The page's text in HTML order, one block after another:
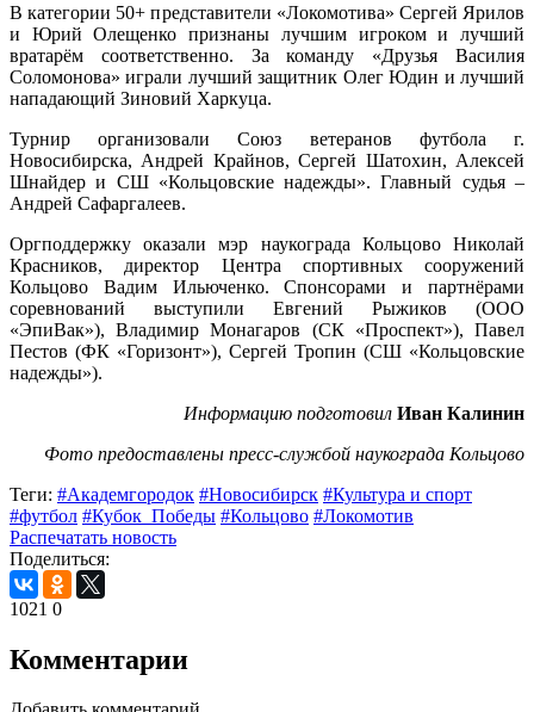
В категории 50+ представители «Локомотива» Сергей Ярилов
и Юрий Олещенко признаны лучшим игроком и лучший
вратарём соответственно. За команду «Друзья Василия
Соломонова» играли лучший защитник Олег Юдин и лучший
нападающий Зиновий Харкуца.
Турнир организовали Союз ветеранов футбола г.
Новосибирска, Андрей Крайнов, Сергей Шатохин, Алексей
Шнайдер и СШ «Кольцовские надежды». Главный судья –
Андрей Сафаргалеев.
Оргподдержку оказали мэр наукограда Кольцово Николай
Красников, директор Центра спортивных сооружений
Кольцово Вадим Ильюченко. Спонсорами и партнёрами
соревнований выступили Евгений Рыжиков (OOO
«ЭпиВак»), Владимир Монагаров (СК «Проспект»), Павел
Пестов (ФК «Горизонт»), Сергей Тропин (СШ «Кольцовские
надежды»).
Информацию подготовил Иван Калинин
Фото предоставлены пресс-службой наукограда Кольцово
Теги: #Академгородок #Новосибирск #Культура и спорт
#футбол #Кубок_Победы #Кольцово #Локомотив
Распечатать новость
Поделиться:
1021 0
Комментарии